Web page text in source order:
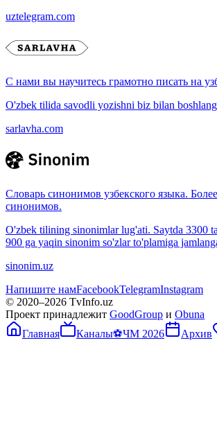
uztelegram.com
С нами вы научитесь грамотно писать на
O'zbek tilida savodli yozishni biz bilan
sarlavha.com
Словарь синонимов узбекского языка.
синонимов.
O'zbek tilining sinonimlar lug'ati. Saytda 3300
900 ga yaqin sinonim so'zlar to'plamiga
sinonim.uz
Напишите намFacebookTelegramInstagram
© 2020–2026 TvInfo.uz
Проект принадлежит GoodGroup и Obuna
Главная
Каналы⚽ЧМ 2026 Архив